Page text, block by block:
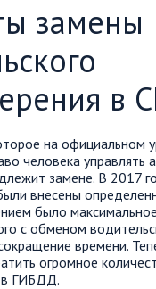
замены
в
на официальном
человека управлять
замене. В 2017
внесены
было
с обменом
времени.
огромное
в ГИБДД.